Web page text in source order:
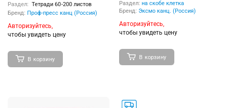
Раздел: Тетради 60-200 листов
Бренд: Проф-пресс канц (Россия)
Авторизуйтесь,
чтобы увидеть цену
В корзину
Раздел: на скобе клетка
Бренд: Эксмо канц. (Россия)
Авторизуйтесь,
чтобы увидеть цену
В корзину